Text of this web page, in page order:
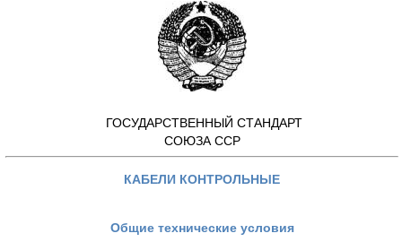
ГОСУДАРСТВЕННЫЙ СТАНДАРТ
СОЮЗА ССР
КАБЕЛИ КОНТРОЛЬНЫЕ
Общие технические условия